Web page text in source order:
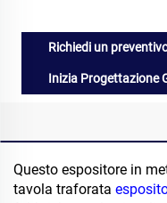
Richiedi un
Inizia Progettazione
Questo espositore in
tavola traforata